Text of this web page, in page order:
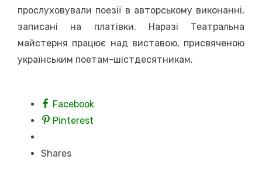
прослуховували поезії в авторському виконанні,
записані на платівки. Наразі Театральна
майстерня працює над виставою, присвяченою
українським поетам-шістдесятникам.
Facebook
Pinterest
Shares